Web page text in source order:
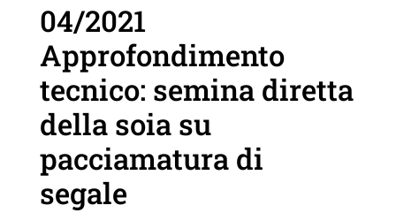
04/2021
Approfondimento
tecnico: semina diretta
della soia su
pacciamatura di
segale